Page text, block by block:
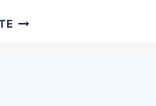
CATHEDRAL